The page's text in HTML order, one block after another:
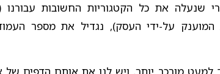
שנעלה את כל הקטגוריות החשובות
המוענק על-ידי העסק), נגדיל את מספר